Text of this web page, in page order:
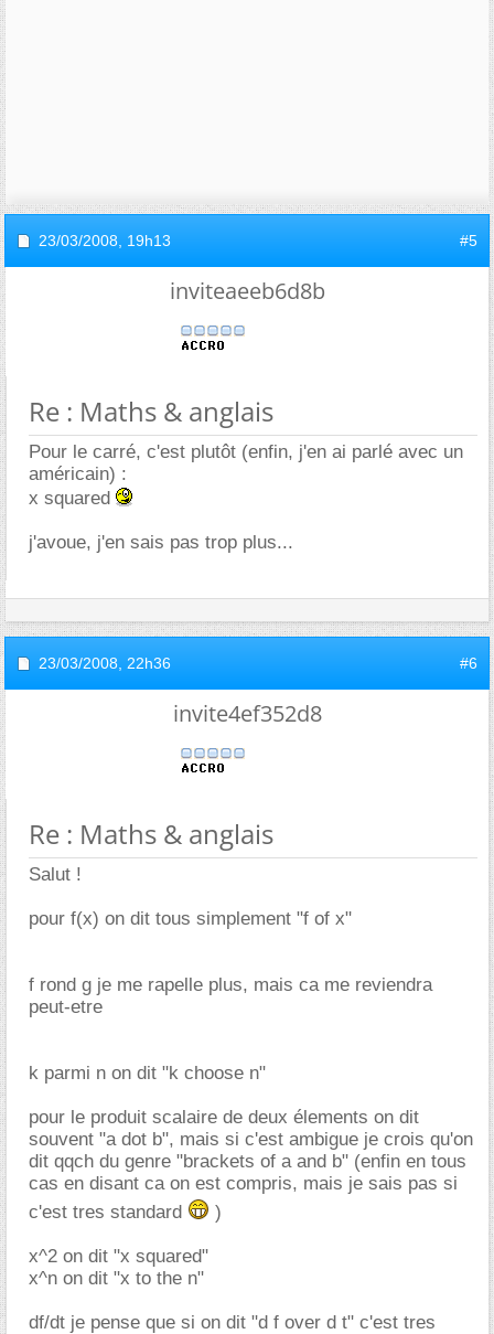
23/03/2008, 19h13 #5
inviteaeeb6d8b
Re : Maths & anglais
Pour le carré, c'est plutôt (enfin, j'en ai parlé avec un
américain) :
x squared
j'avoue, j'en sais pas trop plus...
23/03/2008, 22h36 #6
invite4ef352d8
Re : Maths & anglais
Salut !
pour f(x) on dit tous simplement "f of x"
f rond g je me rapelle plus, mais ca me reviendra
peut-etre
k parmi n on dit "k choose n"
pour le produit scalaire de deux élements on dit
souvent "a dot b", mais si c'est ambigue je crois qu'on
dit qqch du genre "brackets of a and b" (enfin en tous
cas en disant ca on est compris, mais je sais pas si
c'est tres standard
)
x^2 on dit "x squared"
x^n on dit "x to the n"
df/dt je pense que si on dit "d f over d t" c'est tres